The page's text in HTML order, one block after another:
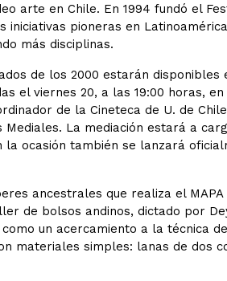
arte en Chile. En 1994 fundó el
iniciativas pioneras en
más disciplinas.
de los 2000 estarán disponibles
el viernes 20, a las 19:00 horas,
de la Cineteca de U. de
La mediación estará a
la ocasión también se lanzará
ancestrales que realiza el
de bolsos andinos, dictado por
un acercamiento a la técnica
materiales simples: lanas de dos